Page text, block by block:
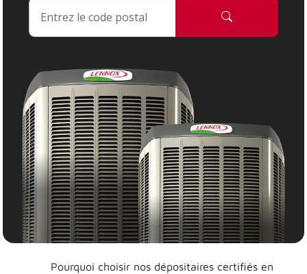
Pourquoi choisir nos dépositaires certifiés en